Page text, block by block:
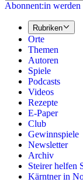
Abonnent:in werden
Rubriken
Orte
Themen
Autoren
Spiele
Podcasts
Videos
Rezepte
E-Paper
Club
Gewinnspiele
Newsletter
Archiv
Steirer helfen
Kärntner in